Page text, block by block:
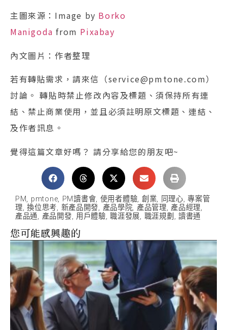
主圖來源：Image by Borko
Manigoda from Pixabay
內文圖片：作者整理
若有轉貼需求，請來信（service@pmtone.com）
討論。 轉貼時禁止修改內容及標題、須保持所有連
結、禁止商業使用，並且必須註明原文標題、連結、
及作者訊息。
覺得這篇文章好嗎？ 請分享給您的朋友吧~
PM, pmtone, PM讀書會, 使用者體驗, 創業, 同理心,專案管
理,換位思考, 新產品開發, 產品學院, 產品管理, 產品經理,
產品通, 產品開發, 用戶體驗,職涯發展, 職涯規劃 , 讀書通
您可能感興趣的